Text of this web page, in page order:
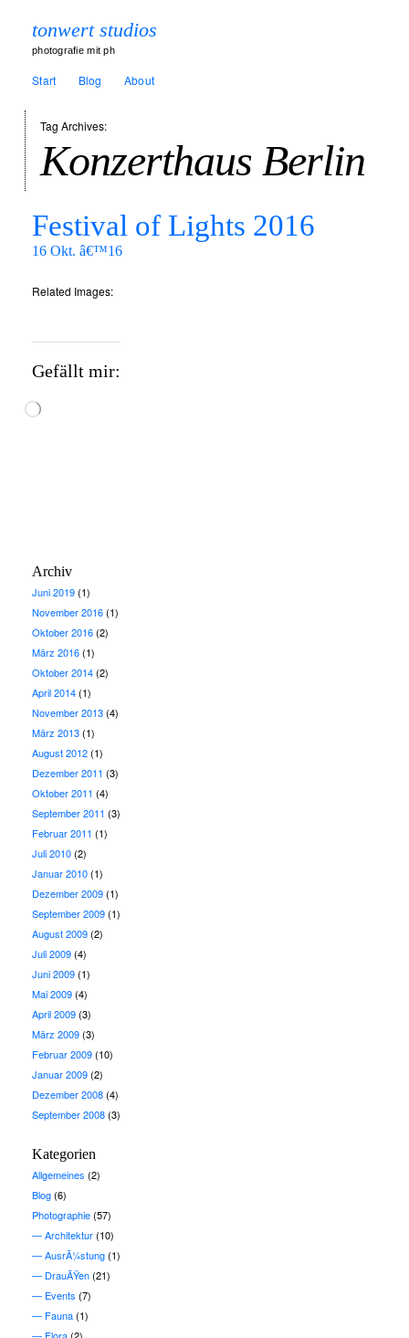
tonwert studios
photografie mit ph
Start Blog About
Tag Archives:
Konzerthaus Berlin
Festival of Lights 2016
16 Okt. â€™16
Related Images:
Gefällt mir:
Archiv
Juni 2019(1)
November 2016(1)
Oktober 2016(2)
März 2016(1)
Oktober 2014(2)
April 2014(1)
November 2013(4)
März 2013(1)
August 2012(1)
Dezember 2011 (3)
Oktober 2011 (4)
September 2011 (3)
Februar 2011 (1)
Juli 2010(2)
Januar 2010(1)
Dezember 2009(1)
September 2009(1)
August 2009(2)
Juli 2009(4)
Juni 2009(1)
Mai 2009(4)
April 2009(3)
März 2009(3)
Februar 2009(10)
Januar 2009(2)
Dezember 2008(4)
September 2008(3)
Kategorien
Allgemeines (2)
Blog(6)
Photographie(57)
Architektur(10)
AusrÃ¼stung(1)
DrauÃŸen(21)
Events (7)
Fauna(1)